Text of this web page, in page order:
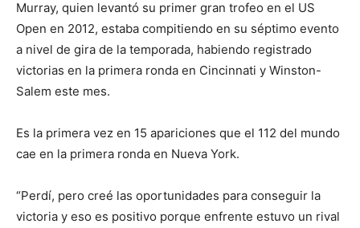
Murray, quien levantó su primer gran trofeo en el US
Open en 2012, estaba compitiendo en su séptimo evento
a nivel de gira de la temporada, habiendo registrado
victorias en la primera ronda en Cincinnati y Winston-
Salem este mes.
Es la primera vez en 15 apariciones que el 112 del mundo
cae en la primera ronda en Nueva York.
“Perdí, pero creé las oportunidades para conseguir la
victoria y eso es positivo porque enfrente estuvo un rival